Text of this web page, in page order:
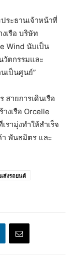
ระธานเจ้าหน้าที่
เรือ บริษัท
Wind นับเป็น
วัตกรรมและ
เป็นศูนย์”
สายการเดินเรือ
งเรือ Orcelle
ามุ่งทำให้สำเร็จ
า พันธมิตร และ
ส่งรถยนต์